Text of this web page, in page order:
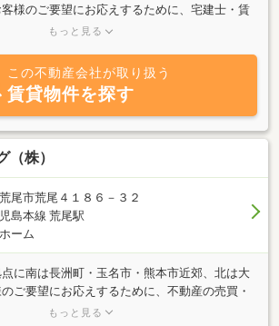
様のご要望にお応えするために、宅建士・賃
・ホームインスペクター・住宅ローンアドバイ
もっと見る
この不動産会社が取り扱う
賃貸物件を探す
（株）
尾市荒尾４１８６－３２
児島本線 荒尾駅
ーム
に南は長洲町・玉名市・熊本市近郊、北は大
ご要望にお応えするために、不動産の売買・
ン・リフォームについて、専門家がご相談に対
もっと見る